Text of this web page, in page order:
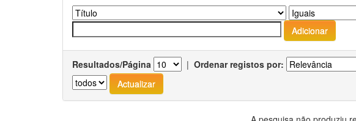
Resultados/Página | Ordenar registos por: